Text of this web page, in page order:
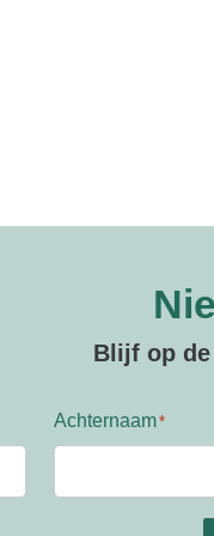
Blijf op
Achternaam